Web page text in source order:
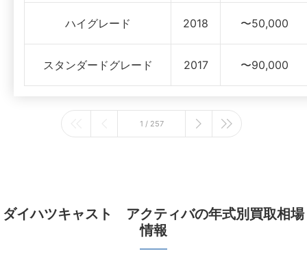
ハイグレード 2018 〜50,000
スタンダードグレード 2017 〜90,000
1 / 257
ダイハツキャスト アクティバの年式別買取相場
情報